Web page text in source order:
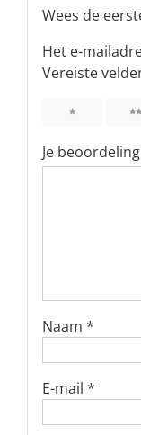
Wees de
Het e-
Vereiste
Je beoordeling
Naam *
E-mail *